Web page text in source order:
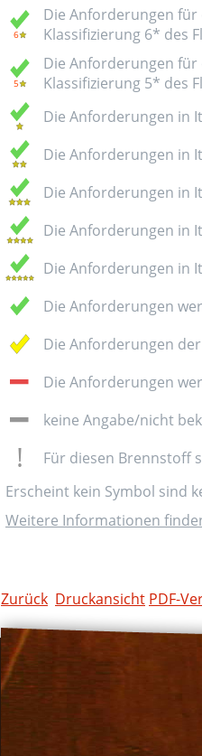
Die Anforderungen für
Klassifizierung 6* des
Die Anforderungen für
Klassifizierung 5* des
Die Anforderungen in
Die Anforderungen in
Die Anforderungen in
Die Anforderungen in
Die Anforderungen in
Die Anforderungen
Die Anforderungen
Die Anforderungen
keine Angabe/nicht
Für diesen Brennstoff
Erscheint kein Symbol sind
Weitere Informationen
Zurück Druckansicht PDF-